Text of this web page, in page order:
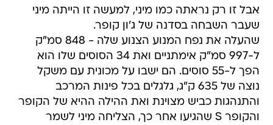
אבל זו רק נראתה כמו מיני, למעשה זו הייתה מיני
שעבר השבחה בסדנה של ג'ון קופר.
שהעלה את נפח המנוע הצנוע שלה - 848 סמ"ק
ל-997 סמ"ק אימתניים ואת 34 הסוסים שלו הוא
הפך ל-55 סוסים. הם ישבו על מכונית עם משקל
נוצה של 635 ק"ג, גלגלים בכל פינות המרכב
והתנהגות כביש מצוינת ואת ההילה ההיא של הקופר
והקופר S שהגיעו אחר כך, הצליחה מיני לשמר